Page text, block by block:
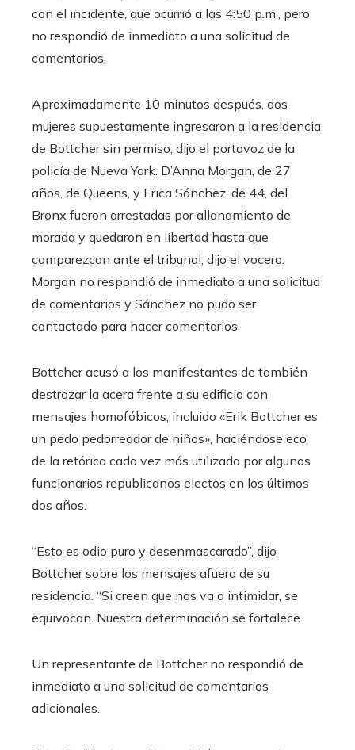
con el incidente, que ocurrió a las 4:50 p.m., pero
no respondió de inmediato a una solicitud de
comentarios.
Aproximadamente 10 minutos después, dos
mujeres supuestamente ingresaron a la residencia
de Bottcher sin permiso, dijo el portavoz de la
policía de Nueva York. D’Anna Morgan, de 27
años, de Queens, y Erica Sánchez, de 44, del
Bronx fueron arrestadas por allanamiento de
morada y quedaron en libertad hasta que
comparezcan ante el tribunal, dijo el vocero.
Morgan no respondió de inmediato a una solicitud
de comentarios y Sánchez no pudo ser
contactado para hacer comentarios.
Bottcher acusó a los manifestantes de también
destrozar la acera frente a su edificio con
mensajes homofóbicos, incluido «Erik Bottcher es
un pedo pedorreador de niños», haciéndose eco
de la retórica cada vez más utilizada por algunos
funcionarios republicanos electos en los últimos
dos años.
“Esto es odio puro y desenmascarado”, dijo
Bottcher sobre los mensajes afuera de su
residencia. “Si creen que nos va a intimidar, se
equivocan. Nuestra determinación se fortalece.
Un representante de Bottcher no respondió de
inmediato a una solicitud de comentarios
adicionales.